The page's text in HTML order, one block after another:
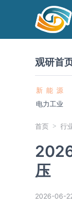
观研首
新 能 源
电力工业
首页 行
压
2026-06-